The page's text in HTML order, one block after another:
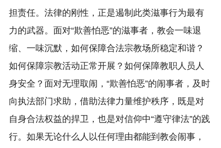
担责任。法律的刚性，正是遏制此类滋事行为最有
力的武器。面对“欺善怕恶”的滋事者，教会一味退
缩、一味沉默，如何保障合法宗教场所稳定和谐？
如何保障宗教活动正常开展？如何保障教职人员人
身安全？面对无理取闹，“欺善怕恶”的闹事者，及时
向执法部门求助，借助法律力量维护秩序，既是对
自身合法权益的捍卫，也是对信仰中“遵守律法”的践
行。如果无论什么人以任何理由都能到教会闹事，